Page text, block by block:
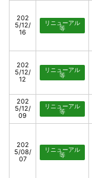
202
5/12/
16
リニューアル
等
202
5/12/
12
リニューアル
等
202
5/12/
09
リニューアル
等
202
5/08/
07
リニューアル
等